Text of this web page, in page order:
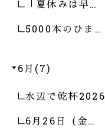
「夏休みは早…
5000本のひま…
6月(7)
水辺で乾杯2026
6月26日（金…